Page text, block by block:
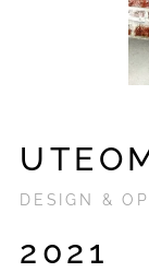
DESIGN &
2021